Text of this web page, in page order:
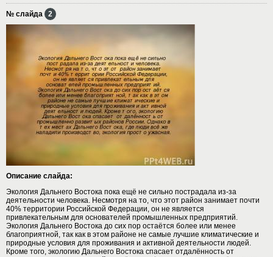
№ слайда 2
Описание слайда:
Экология Дальнего Востока пока ещё не сильно пострадала из-за
деятельности человека. Несмотря на то, что этот район занимает почти
40% территории Российской Федерации, он не является
привлекательным для основателей промышленных предприятий.
Экология Дальнего Востока до сих пор остаётся более или менее
благоприятной, так как в этом районе не самые лучшие климатические и
природные условия для проживания и активной деятельности людей.
Кроме того, экологию Дальнего Востока спасает отдалённость от